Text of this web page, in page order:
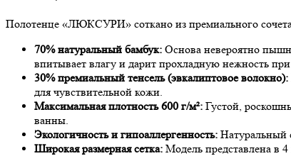
Полотенце «ЛЮКСУРИ» соткано из премиального
70% натуральный бамбук: Основа невероятно
впитывает влагу и дарит прохладную нежность
30% премиальный тенсель (эвкалиптовое волокно):
для чувствительной кожи.
Максимальная плотность 600 г/м²: Густой,
ванны.
Экологичность и гипоаллергенность: Натуральный
Широкая размерная сетка: Модель представлена в